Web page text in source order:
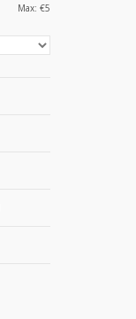
Max: €5